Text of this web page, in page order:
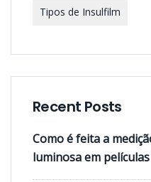
Tipos de Insulfilm
Recent Posts
Como é feita a
luminosa em